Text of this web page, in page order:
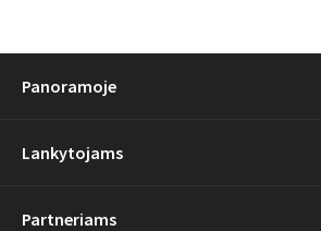
Panoramoje
Lankytojams
Partneriams